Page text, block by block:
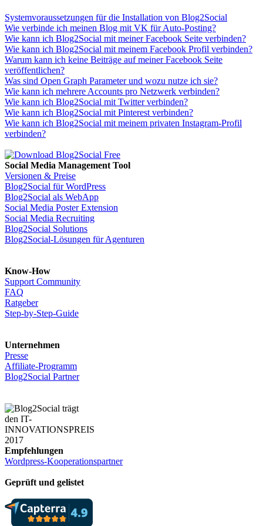
Systemvoraussetzungen für die Installation von Blog2Social
Wie verbinde ich meinen Blog mit VK für Auto-Posting?
Wie kann ich Blog2Social mit meiner Facebook Seite verbinden?
Wie kann ich Blog2Social mit meinem Facebook Profil verbinden?
Warum kann ich keine Beiträge auf meiner Facebook Seite
veröffentlichen?
Was sind Open Graph Parameter und wozu nutze ich sie?
Wie kann ich mehrere Accounts pro Netzwerk verbinden?
Wie kann ich Blog2Social mit Twitter verbinden?
Wie kann ich Blog2Social mit Pinterest verbinden?
Wie kann ich Blog2Social mit meinem privaten Instagram-Profil
verbinden?
Social Media Management Tool
Versionen & Preise
Blog2Social für WordPress
Blog2Social als WebApp
Social Media Poster Extension
Social Media Recruiting
Blog2Social Solutions
Blog2Social-Lösungen für Agenturen
Know-How
Support Community
FAQ
Ratgeber
Step-by-Step-Guide
Unternehmen
Presse
Affiliate-Programm
Blog2Social Partner
Empfehlungen
Wordpress-Kooperationspartner
Geprüft und gelistet